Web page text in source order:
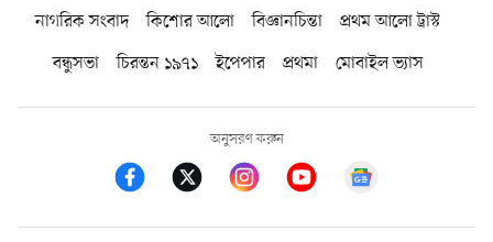
নাগরিক সংবাদ কিশোর আলো বিজ্ঞানচিন্তা
প্রথম আলো ট্রাস্ট
বন্ধুসভা
চিরন্তন ১৯৭১ ইপেপার প্রথমা মোবাইল ভ্যাস
অনুসরণ করুন